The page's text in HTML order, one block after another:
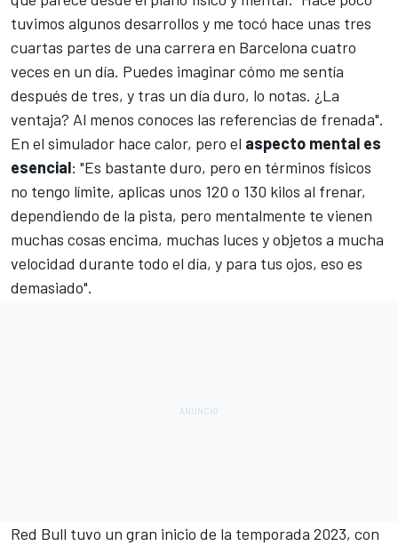
tuvimos algunos desarrollos y me tocó hace unas tres
cuartas partes de una carrera en Barcelona cuatro
veces en un día. Puedes imaginar cómo me sentía
después de tres, y tras un día duro, lo notas. ¿La
ventaja? Al menos conoces las referencias de frenada".
En el simulador hace calor, pero el aspecto mental es
esencial: "Es bastante duro, pero en términos físicos
no tengo límite, aplicas unos 120 o 130 kilos al frenar,
dependiendo de la pista, pero mentalmente te vienen
muchas cosas encima, muchas luces y objetos a mucha
velocidad durante todo el día, y para tus ojos, eso es
demasiado".
Red Bull tuvo un gran inicio de la temporada 2023, con